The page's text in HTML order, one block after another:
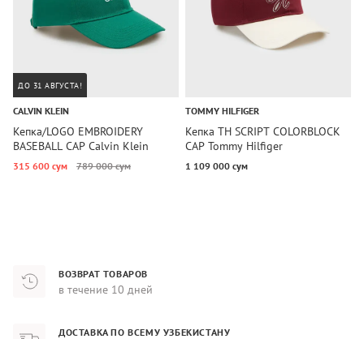
ДО 31 АВГУСТА!
CALVIN KLEIN
Кепка/LOGO EMBROIDERY
BASEBALL CAP Calvin Klein
315 600 сум 789 000 сум
TOMMY HILFIGER
Кепка TH SCRIPT COLORBLOCK
CAP Tommy Hilfiger
1 109 000 сум
ВОЗВРАТ ТОВАРОВ
в течение 10 дней
ДОСТАВКА ПО ВСЕМУ УЗБЕКИСТАНУ